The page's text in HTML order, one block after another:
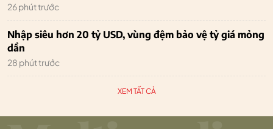
26 phút trước
Nhập siêu hơn 20 tỷ USD, vùng đệm bảo vệ tỷ giá mỏng
dần
28 phút trước
XEM TẤT CẢ